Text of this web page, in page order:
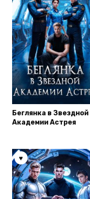
Беглянка в Звездной
Академии Астрея